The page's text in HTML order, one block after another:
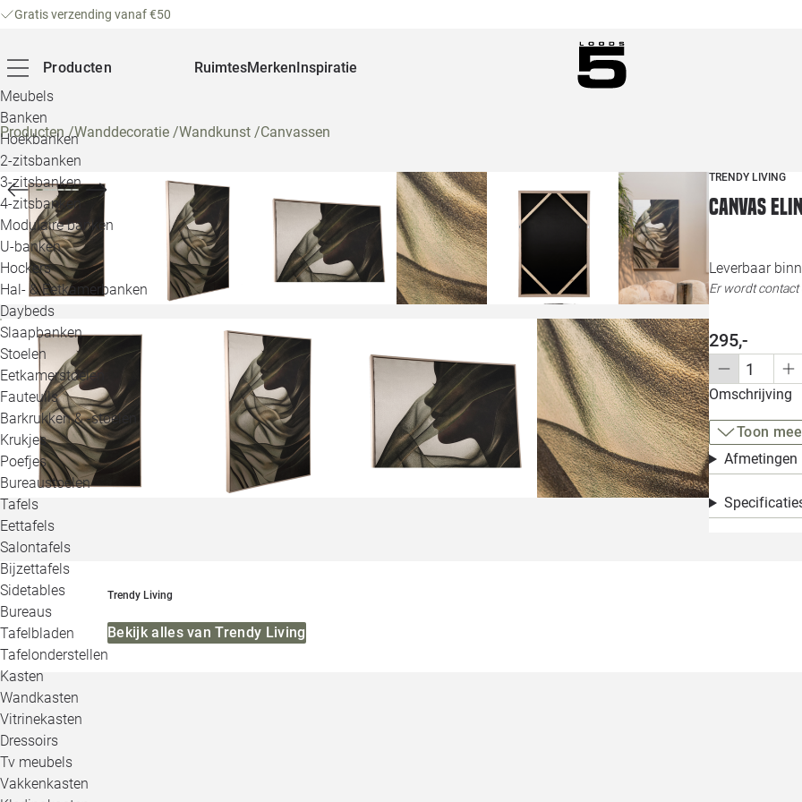
Gratis verzending vanaf €50
Producten
Meubels
Banken
Hoekbanken
2-zitsbanken
3-zitsbanken
4-zitsbanken
Modulaire banken
U-banken
Hockers
Hal- & Eetkamerbanken
Daybeds
Slaapbanken
Stoelen
Eetkamerstoelen
Fauteuils
Barkrukken & -stoelen
Krukjes
Poefjes
Bureaustoelen
Tafels
Eettafels
Salontafels
Bijzettafels
Sidetables
Bureaus
Tafelbladen
Tafelonderstellen
Kasten
Wandkasten
Vitrinekasten
Dressoirs
Tv meubels
Vakkenkasten
RuimtesMerkenInspiratie
Producten/Wanddecoratie /Wandkunst /Canvassen
TRENDY LIVING
Canvas
Leverbaar
Er wordt
295,-
Omschrijving
Toon
Afmetingen
Trendy Living
Bekijk alles van Trendy Living